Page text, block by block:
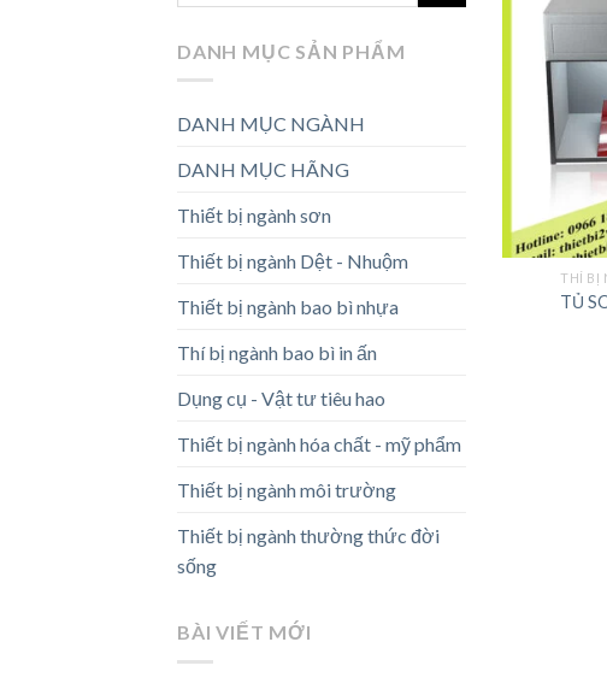
DANH MỤC SẢN PHẨM
DANH MỤC NGÀNH
DANH MỤC HÃNG
Thiết bị ngành sơn
Thiết bị ngành Dệt - Nhuộm
Thiết bị ngành bao bì nhựa
Thí bị ngành bao bì in ấn
Dụng cụ - Vật tư tiêu hao
Thiết bị ngành hóa chất - mỹ phẩm
Thiết bị ngành môi trường
Thiết bị ngành thường thức đời
sống
BÀI VIẾT MỚI
THÍ BỊ
TỦ